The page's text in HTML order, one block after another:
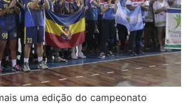
uma edição do campeonato